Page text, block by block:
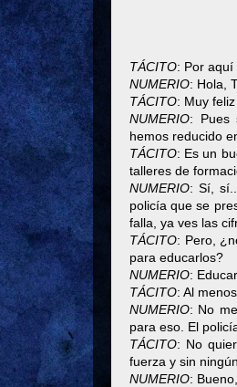
TÁCITO: Por aquí
NUMERIO: Hola,
TÁCITO: Muy
NUMERIO: Pues
hemos reducido
TÁCITO: Es un
talleres de
NUMERIO: Sí,
policía que se
falla, ya ves las
TÁCITO: Pero,
para educarlos?
NUMERIO:
TÁCITO: Al
NUMERIO: No
para eso. El
TÁCITO: No
fuerza y sin
NUMERIO: